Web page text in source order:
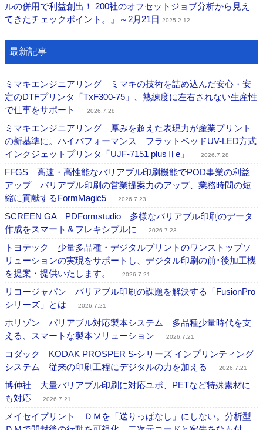
ルの併用で利益創出！ 200社のオフセットジョブ分析から見え
てきたチェックポイント。』～2月21日 2025.2.12
最新記事
ミマキエンジニアリング ミマキの技術を詰め込んだ安心・安
定のDTFプリンタ「TxF300-75」、熟練度に左右されない生産性
で仕事をサポート
2026.7.28
ミマキエンジニアリング 厚みを超えた表現力が産業プリント
の新基準に。ハイパフォーマンス フラットベッドUV-LED方式
インクジェットプリンタ「UJF-7151 plusⅡe」
2026.7.28
FFGS 高速・高性能なバリアブル印刷機能でPOD事業の利益
アップ バリアブル印刷の営業提案力のアップ、業務時間の短
縮に貢献するFormMagic5
2026.7.23
SCREEN GA PDFormstudio 多様なバリアブル印刷のデータ
作成をスマート＆フレキシブルに
2026.7.23
トヨテック 少量多品種・デジタルプリントのワンストップソ
リューションの実現をサポートし、デジタル印刷の前･後加工機
を提案・提供いたします。
2026.7.21
リコージャパン バリアブル印刷の課題を解決する「FusionPro
シリーズ」とは
2026.7.21
ホリゾン バリアブル対応製本システム 多品種少量時代を支
える、スマートな製本ソリューション
2026.7.21
コダック KODAK PROSPER S-シリーズ インプリンティング
システム 従来の印刷工程にデジタルの力を加える
2026.7.21
博伸社 大量バリアブル印刷に対応ユポ、PETなど特殊素材に
も対応
2026.7.21
メイセイプリント ＤＭを「送りっぱなし」にしない。分析型